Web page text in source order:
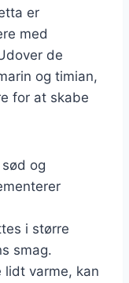
er
med
de
og timian,
for at skabe
og
i større
smag.
lidt varme, kan